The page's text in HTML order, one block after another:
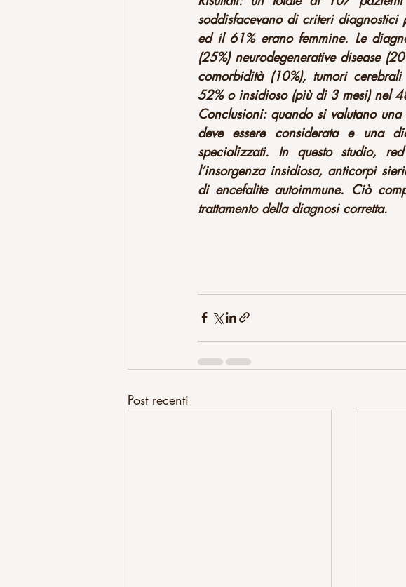
soddisfacevano di criteri diagnostici
ed il 61% erano femmine. Le
(25%) neurodegenerative disease
comorbidità (10%), tumori
52% o insidioso (più di 3 mesi) nel
Conclusioni: quando si valutano
deve essere considerata e una
specializzati. In questo studio,
l’insorgenza insidiosa, anticorpi
di encefalite autoimmune. Ciò
trattamento della diagnosi corretta.
Post recenti